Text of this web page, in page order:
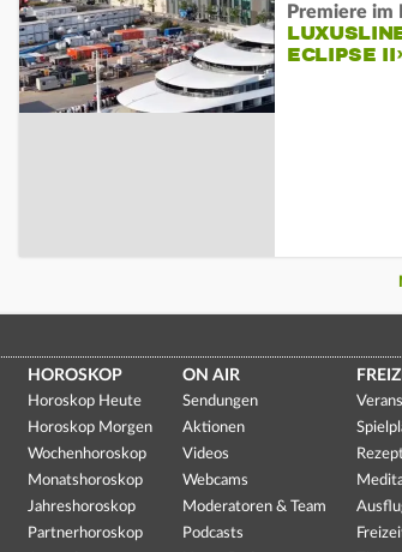
Premiere im
ECLIPSE
HOROSKOP
Horoskop Heute
Horoskop Morgen
Wochenhoroskop
Monatshoroskop
Jahreshoroskop
Partnerhoroskop
ON AIR
Sendungen
Aktionen
Videos
Webcams
Moderatoren & Team
Podcasts